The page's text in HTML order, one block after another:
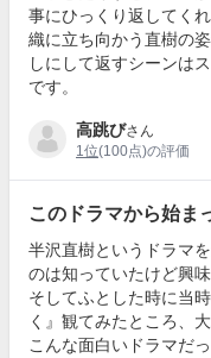
事にひっくり返してく
織に立ち向かう直樹の
しにして返すシーンは
です。
高跳びさん
1位(100点)の評価
このドラマから始ま
半沢直樹というドラマ
のは知っていたけど興味
そしてふとした時に当
く』観てみたところ、
こんな面白いドラマだ